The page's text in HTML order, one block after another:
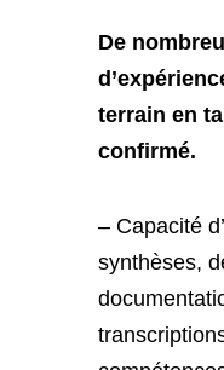
De
terrain en
confirmé.
– Capacité
synthèses,